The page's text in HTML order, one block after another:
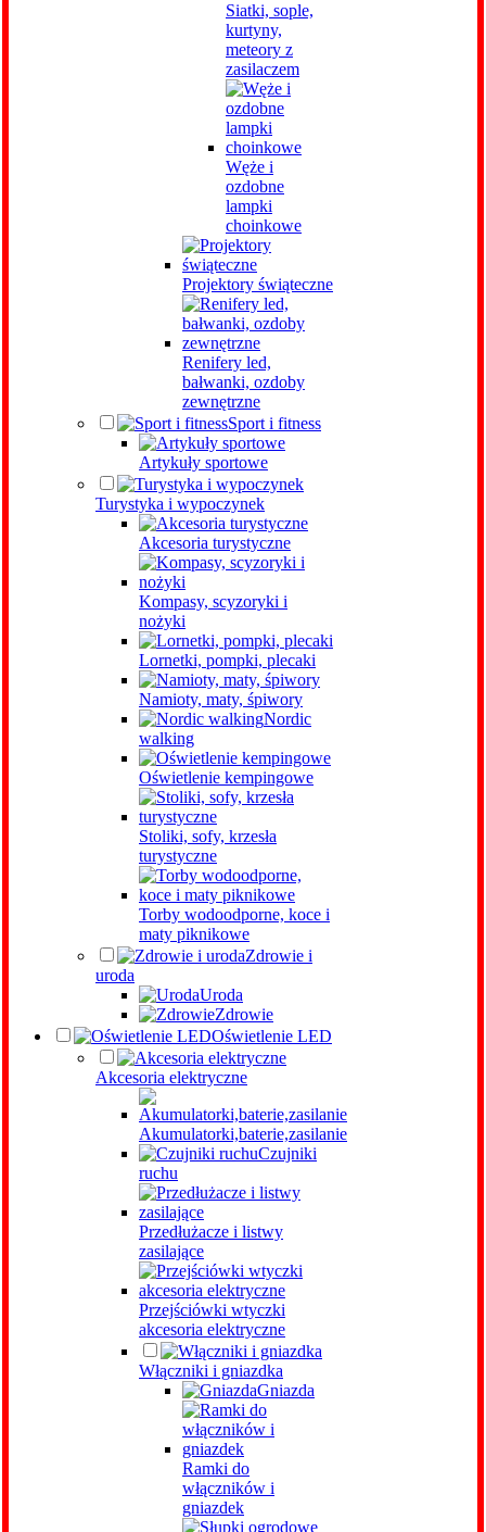
Siatki, sople,
kurtyny,
meteory z
zasilaczem
Węże i
ozdobne
lampki
choinkowe
Projektory świąteczne
Renifery led,
bałwanki, ozdoby
zewnętrzne
Sport i fitness
Artykuły sportowe
Turystyka i wypoczynek
Akcesoria turystyczne
Kompasy, scyzoryki i
nożyki
Lornetki, pompki, plecaki
Namioty, maty, śpiwory
Nordic
walking
Oświetlenie kempingowe
Stoliki, sofy, krzesła
turystyczne
Torby wodoodporne, koce i
maty piknikowe
Zdrowie i
uroda
Uroda
Zdrowie
Oświetlenie LED
Akcesoria elektryczne
Akumulatorki,baterie,zasilanie
Czujniki
ruchu
Przedłużacze i listwy
zasilające
Przejściówki wtyczki
akcesoria elektryczne
Włączniki i gniazdka
Gniazda
Ramki do
włączników i
gniazdek